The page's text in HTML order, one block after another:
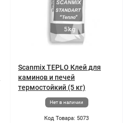
Scanmix TEPLO Клей для
каминов и печей
термостойкий (5 кг)
Нет в наличии
Код Товара: 5073